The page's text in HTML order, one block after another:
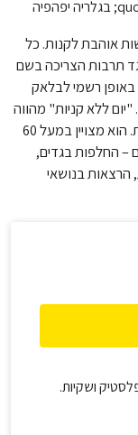
אוהבת לקנות. כל
קם יום מחאה נגד תרבות הצריכה בשם
באופן רשמי לבלאק
"יום ללא קניות" מהווה
אלטרנטיבה מקומית לתרבות של צרכנות גלובלית. הוא מצויין במעל 60
– החלפות בגדים,
הרצאות בנושאי